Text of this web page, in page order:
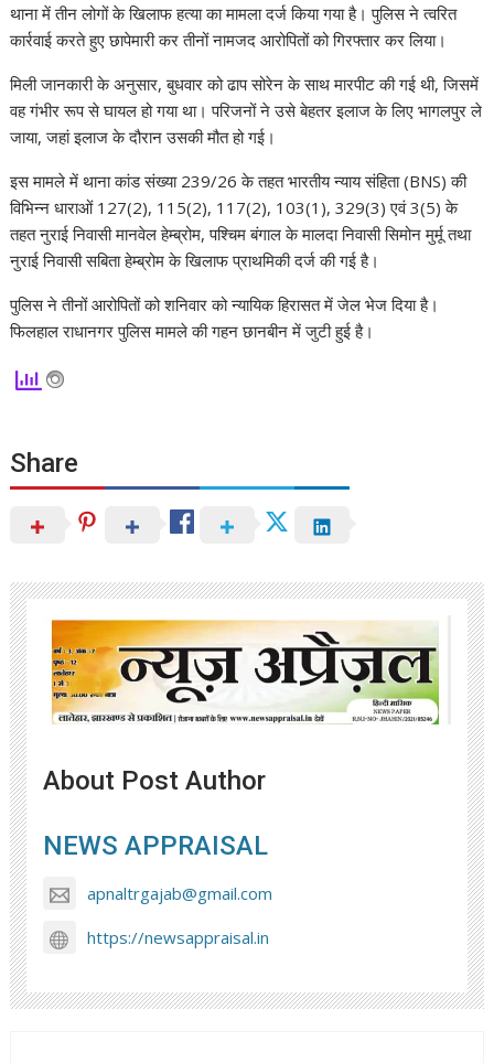
थाना में तीन लोगों के खिलाफ हत्या का मामला दर्ज किया गया है। पुलिस ने त्वरित
कार्रवाई करते हुए छापेमारी कर तीनों नामजद आरोपितों को गिरफ्तार कर लिया।
मिली जानकारी के अनुसार, बुधवार को ढाप सोरेन के साथ मारपीट की गई थी, जिसमें
वह गंभीर रूप से घायल हो गया था। परिजनों ने उसे बेहतर इलाज के लिए भागलपुर ले
जाया, जहां इलाज के दौरान उसकी मौत हो गई।
इस मामले में थाना कांड संख्या 239/26 के तहत भारतीय न्याय संहिता (BNS) की
विभिन्न धाराओं 127(2), 115(2), 117(2), 103(1), 329(3) एवं 3(5) के
तहत नुराई निवासी मानवेल हेम्ब्रोम, पश्चिम बंगाल के मालदा निवासी सिमोन मुर्मू तथा
नुराई निवासी सबिता हेम्ब्रोम के खिलाफ प्राथमिकी दर्ज की गई है।
पुलिस ने तीनों आरोपितों को शनिवार को न्यायिक हिरासत में जेल भेज दिया है।
फिलहाल राधानगर पुलिस मामले की गहन छानबीन में जुटी हुई है।
Share
About Post Author
NEWS APPRAISAL
apnaltrgajab@gmail.com
https://newsappraisal.in